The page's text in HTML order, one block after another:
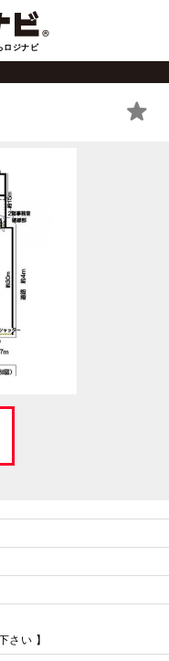
ロジナビ
さい 】